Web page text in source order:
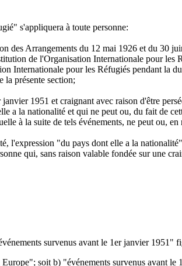
s'appliquera à toute personne:
des Arrangements du 12 mai 1926 et du
de l'Organisation Internationale pour les
Internationale pour les Réfugiés pendant la
la présente section;
1951 et craignant avec raison d'être
a la nationalité et qui ne peut ou, du fait de
à la suite de tels événements, ne peut ou,
l'expression "du pays dont elle a la
qui, sans raison valable fondée sur une
survenus avant le 1er janvier 1951"
soit b) "événements survenus avant